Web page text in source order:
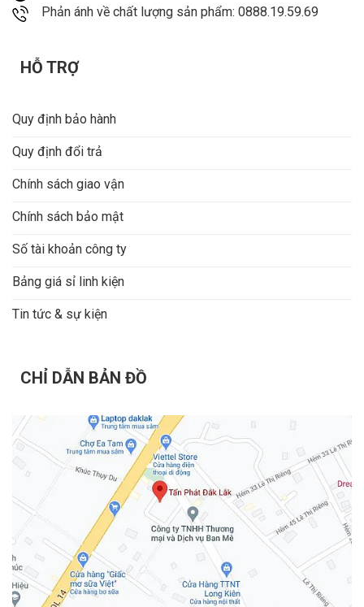
Phản ánh về chất lượng sản phẩm: 0888.19.59.69
HỖ TRỢ
Quy định bảo hành
Quy định đổi trả
Chính sách giao vận
Chính sách bảo mật
Số tài khoản công ty
Bảng giá sỉ linh kiện
Tin tức & sự kiện
CHỈ DẪN BẢN ĐỒ